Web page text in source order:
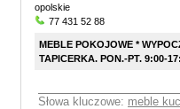
opolskie
77 431 52 88
MEBLE POKOJOWE *
TAPICERKA. PON.-PT. 9:00-
Słowa kluczowe: meble